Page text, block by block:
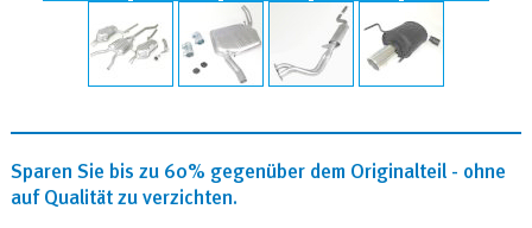
Sparen Sie bis zu 60% gegenüber dem Originalteil - ohne
auf Qualität zu verzichten.